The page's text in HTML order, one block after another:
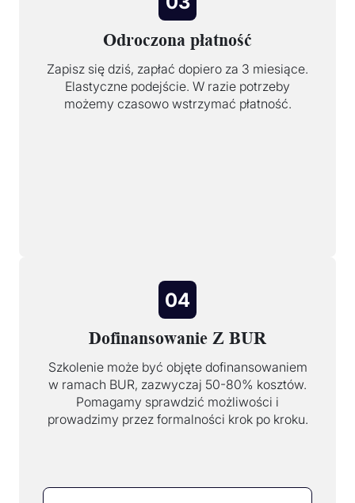
Odroczona płatność
Zapisz się dziś, zapłać dopiero za 3 miesiące.
Elastyczne podejście. W razie potrzeby
możemy czasowo wstrzymać płatność.
04
Dofinansowanie Z BUR
Szkolenie może być objęte dofinansowaniem
w ramach BUR, zazwyczaj 50-80% kosztów.
Pomagamy sprawdzić możliwości i
prowadzimy przez formalności krok po kroku.